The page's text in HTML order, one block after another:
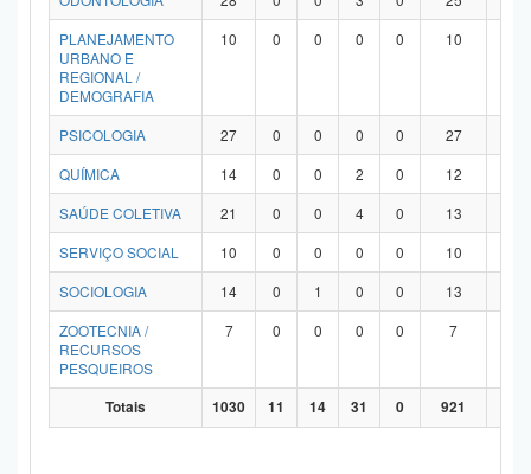
PLANEJAMENTO
URBANO E
REGIONAL /
DEMOGRAFIA
10 0 0 0 0 10
PSICOLOGIA 27 0 0 0 0 27
QUÍMICA
14 0 0 2 0 12
SAÚDE COLETIVA
21 0 0 4 0 13
SERVIÇO SOCIAL
10 0 0 0 0 10
SOCIOLOGIA
14 0 1 0 0 13
ZOOTECNIA /
RECURSOS
PESQUEIROS
7 0 0 0 0 7
Totais 1030 11 14 31 0 921